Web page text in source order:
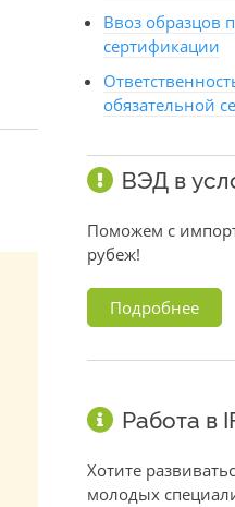
Ввоз образцов
сертификации
обязательной
ВЭД в
Поможем с
рубеж!
Подробнее
Работа в
Хотите
молодых